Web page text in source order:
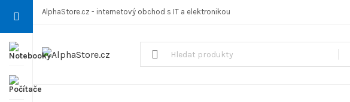
AlphaStore.cz - internetový obchod s IT a elektronikou